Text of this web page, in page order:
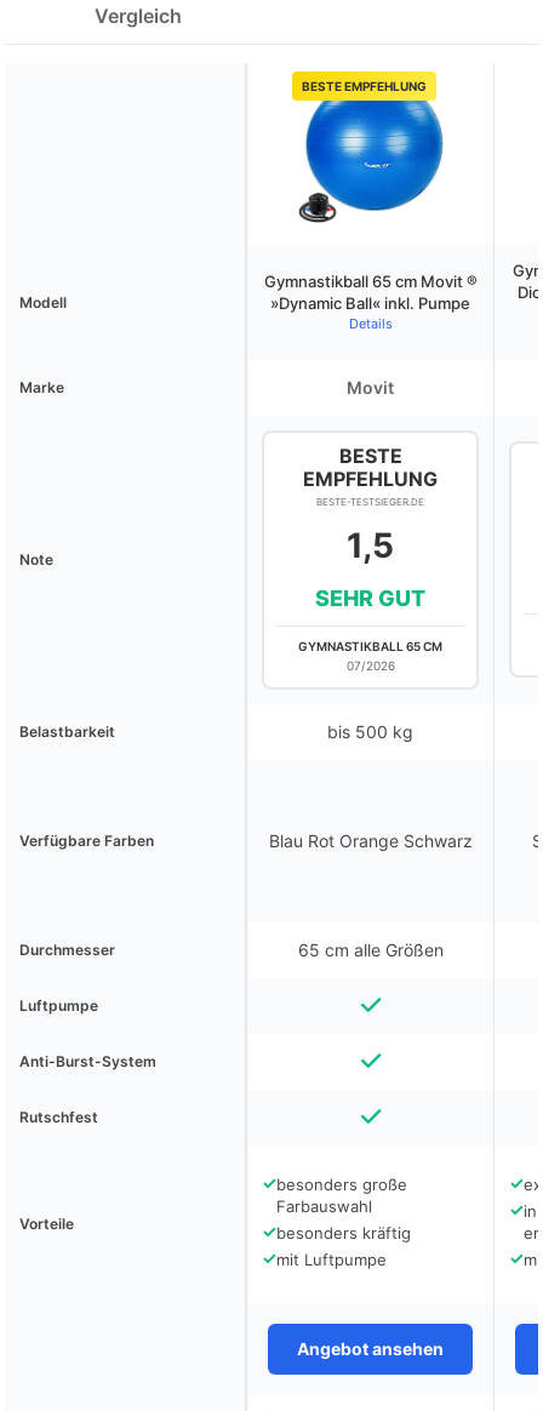
Vergleich
BESTE EMPFEHLUNG
Modell
Gymnastikball 65 cm Movit ®
»Dynamic Ball« inkl. Pumpe
Details
Marke Movit
Note
BESTE
EMPFEHLUNG
BESTE-TESTSIEGER.DE
1,5
SEHR GUT
GYMNASTIKBALL 65 CM
07/2026
Belastbarkeit bis 500 kg
Verfügbare Farben Blau Rot Orange Schwarz
Durchmesser 65 cm alle Größen
Luftpumpe
Anti-Burst-System
Rutschfest
Vorteile
✓besonders große
Farbauswahl
✓besonders kräftig
✓mit Luftpumpe
✓
✓in
✓
Angebot ansehen